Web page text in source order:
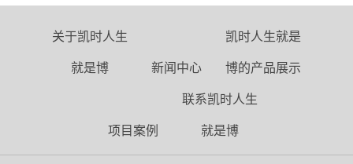
关于凯时人生
就是博 新闻中心
凯时人生就是
博的产品展示
项目案例
联系凯时人生
就是博